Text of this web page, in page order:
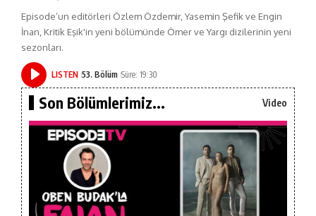
Episode’un editörleri Özlem Özdemir, Yasemin Şefik ve Engin
İnan, Kritik Eşik'in yeni bölümünde Ömer ve Yargı dizilerinin yeni
sezonları.
LISTEN 53. Bölüm Süre: 19:30
Son Bölümlerimiz... Video